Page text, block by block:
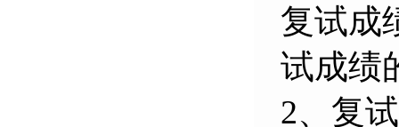
复试成
试成绩
2、 复